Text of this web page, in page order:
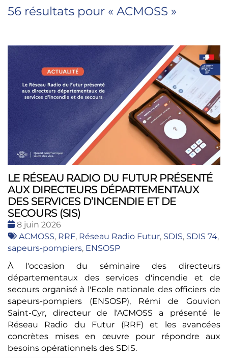
56 résultats pour « ACMOSS »
LE RÉSEAU RADIO DU FUTUR PRÉSENTÉ
AUX DIRECTEURS DÉPARTEMENTAUX
DES SERVICES D’INCENDIE ET DE
SECOURS (SIS)
Date
:
8 juin 2026
Tags
:
ACMOSS, RRF, Réseau Radio Futur, SDIS, SDIS 74,
sapeurs-pompiers, ENSOSP
À l'occasion du séminaire des directeurs
départementaux des services d'incendie et de
secours organisé à l'Ecole nationale des officiers de
sapeurs-pompiers (ENSOSP), Rémi de Gouvion
Saint-Cyr, directeur de l'ACMOSS a présenté le
Réseau Radio du Futur (RRF) et les avancées
concrètes mises en œuvre pour répondre aux
besoins opérationnels des SDIS.